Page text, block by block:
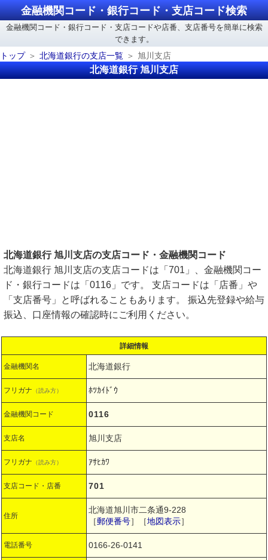
金融機関コード・銀行コード・支店コード検索
金融機関コード・銀行コード・支店コードや店番、支店番号を簡単に検索
できます。
トップ
北海道銀行の支店一覧 旭川支店
北海道銀行 旭川支店
北海道銀行 旭川支店の支店コード・金融機関コード
北海道銀行 旭川支店の支店コードは「701」、金融機関コー
ド・銀行コードは「0116」です。 支店コードは「店番」や
「支店番号」と呼ばれることもあります。 振込先登録や給与
振込、口座情報の確認時にご利用ください。
詳細情報
金融機関名 北海道銀行
フリガナ （読み方） ﾎﾂｶｲﾄﾞｳ
金融機関コード 0116
支店名 旭川支店
フリガナ （読み方） ｱｻﾋｶﾜ
支店コード・店番 701
住所
北海道旭川市二条通9-228
［郵便番号］［地図表示］
電話番号 0166-26-0141